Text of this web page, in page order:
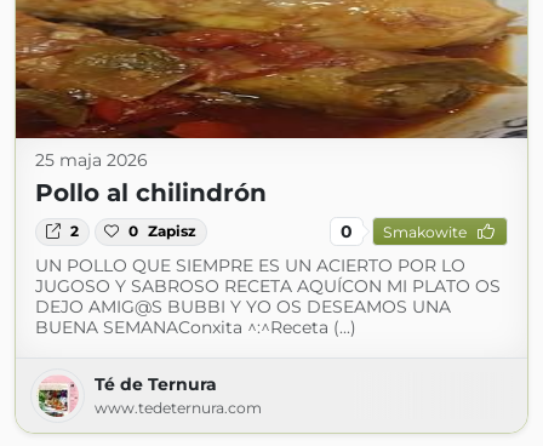
25 maja 2026
Pollo al chilindrón
2 0 Zapisz 0 Smakowite
UN POLLO QUE SIEMPRE ES UN ACIERTO POR LO
JUGOSO Y SABROSO RECETA AQUÍCON MI PLATO OS
DEJO AMIG@S BUBBI Y YO OS DESEAMOS UNA
BUENA SEMANAConxita ^:^Receta (...)
Té de Ternura
www.tedeternura.com